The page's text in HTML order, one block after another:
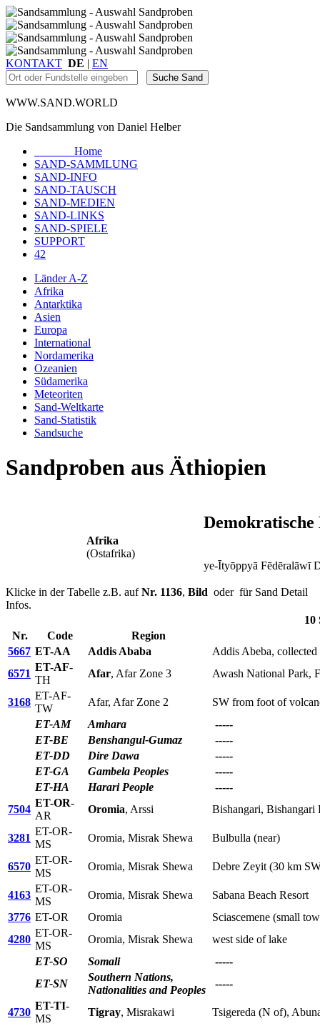
KONTAKT DE | EN
WWW.SAND.WORLD
Die Sandsammlung von Daniel Helber
Home
SAND-SAMMLUNG
SAND-INFO
SAND-TAUSCH
SAND-MEDIEN
SAND-LINKS
SAND-SPIELE
SUPPORT
42
Länder A-Z
Afrika
Antarktika
Asien
Europa
International
Nordamerika
Ozeanien
Südamerika
Meteoriten
Sand-Weltkarte
Sand-Statistik
Sandsuche
Sandproben aus Äthiopien
Afrika
(Ostafrika)
ye-Ītyōppyā Fēdēralāwī
Klicke in der Tabelle z.B. aufNr. 1136, Bild oder für Sand Detail
Infos.
10
Nr.
Code
Region
5667 ET-AA Addis Ababa
Addis Abeba,
6571
ET-AF-
TH
Afar, Afar Zone 3 Awash National Park,
3168
ET-AF-
TW
Afar, Afar Zone 2
SW from foot of
ET-AM
Amhara
-----
ET-BE
Benshangul-Gumaz
-----
ET-DD
Dire Dawa
-----
ET-GA
Gambela Peoples
-----
ET-HA
Harari People
-----
7504
ET-OR-
AR
Oromia, Arssi Bishangari,
3281
ET-OR-
MS
Oromia, Misrak Shewa Bulbulla (near)
6570
ET-OR-
MS
Oromia, Misrak Shewa Debre Zeyit (30 km
4163
ET-OR-
MS
Oromia, Misrak Shewa
Sabana Beach Resort
3776 ET-OR Oromia
Sciascemene (small
4280
ET-OR-
MS
Oromia, Misrak Shewa
west side of lake
ET-SO
Somali
-----
ET-SN
Southern Nations,
Nationalities and Peoples
-----
4730
ET-TI-
MS
Tigray, Misrakawi
Tsigereda (N of),